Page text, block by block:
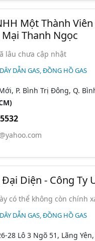
Một Thành
Thanh Ngọc
lâu chưa cập nhật
DẪN GAS, ĐỒNG HỒ GAS
P. Bình Trị Đông, Q.
Diện - Công Ty
có thể không còn chính
DẪN GAS, ĐỒNG HỒ GAS
28 Lô 3 Ngõ 51, Lãng